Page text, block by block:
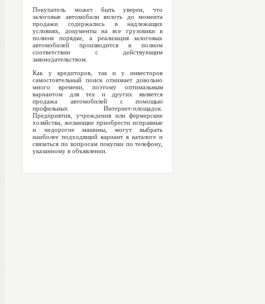
Покупатель может быть уверен, что
залоговые автомобили
вплоть до момента
продажи содержались в надлежащих
условиях, документы на все грузовики в
полном порядке, а реализация залоговых
автомобилей производится в полном
соответствии с действующим
законодательством.
Как у кредиторов, так и у инвесторов
самостоятельный поиск отнимает довольно
много времени, поэтому оптимальным
вариантом для тех и других является
продажа автомобилей с помощью
профильных Интернет-площадок.
Предприятия, учреждения или фермерские
хозяйства, желающие приобрести исправные
и недорогие машины, могут выбрать
наиболее подходящий вариант в каталоге и
связаться по вопросам покупки по телефону,
указанному в объявлении.